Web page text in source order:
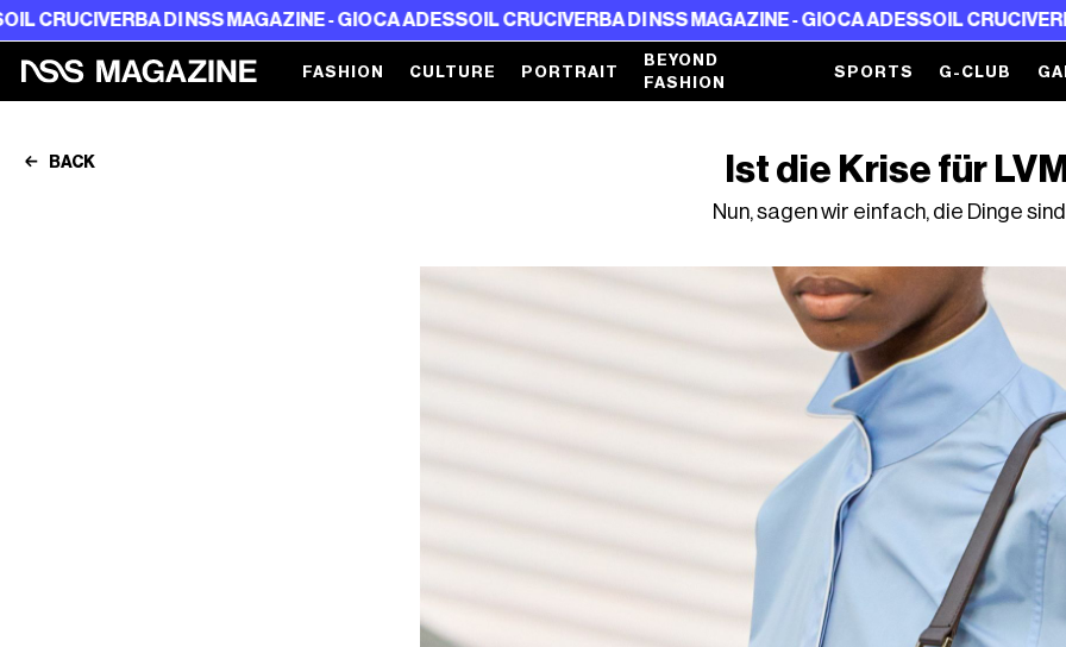
DI NSS MAGAZINE - GIOCA ADESSOIL CRUCIVERBA DI NSS MAGAZINE - GIOCA ADESSOIL CRUCIVERBA DI NSS
FASHION CULTURE PORTRAIT
BEYOND
FASHION
SPORTS G-CLUB
BACK Ist die Krise für
Nun, sagen wir einfach, die Dinge